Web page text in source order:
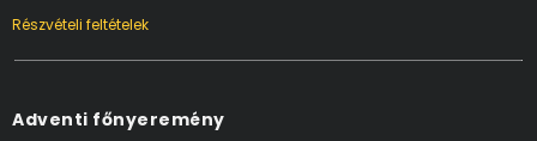
Részvételi feltételek
Adventi főnyeremény